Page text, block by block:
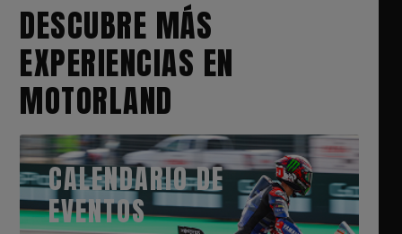
DESCUBRE MÁS
EXPERIENCIAS EN
MOTORLAND
CALENDARIO DE
EVENTOS